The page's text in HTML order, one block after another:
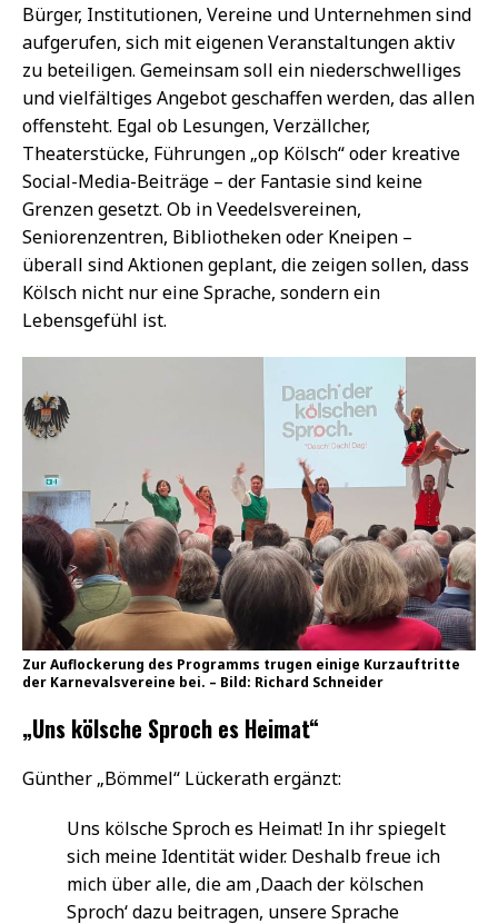
Bürger, Institutionen, Vereine und Unternehmen sind
aufgerufen, sich mit eigenen Veranstaltungen aktiv
zu beteiligen. Gemeinsam soll ein niederschwelliges
und vielfältiges Angebot geschaffen werden, das allen
offensteht. Egal ob Lesungen, Verzällcher,
Theaterstücke, Führungen „op Kölsch“ oder kreative
Social-Media-Beiträge – der Fantasie sind keine
Grenzen gesetzt. Ob in Veedelsvereinen,
Seniorenzentren, Bibliotheken oder Kneipen –
überall sind Aktionen geplant, die zeigen sollen, dass
Kölsch nicht nur eine Sprache, sondern ein
Lebensgefühl ist.
Zur Auflockerung des Programms trugen einige Kurzauftritte
der Karnevalsvereine bei. – Bild: Richard Schneider
„Uns kölsche Sproch es Heimat“
Günther „Bömmel“ Lückerath ergänzt:
Uns kölsche Sproch es Heimat! In ihr spiegelt
sich meine Identität wider. Deshalb freue ich
mich über alle, die am ‚Daach der kölschen
Sproch‘ dazu beitragen, unsere Sprache